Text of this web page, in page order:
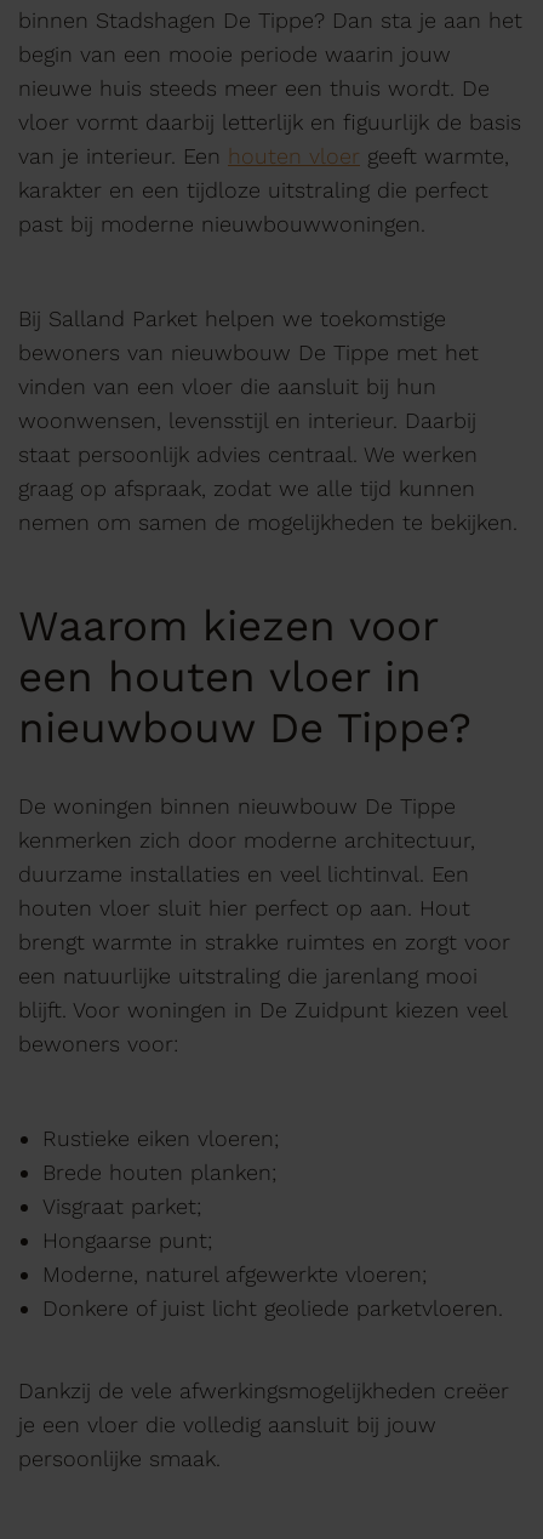
binnen Stadshagen De Tippe? Dan sta je aan het
begin van een mooie periode waarin jouw
nieuwe huis steeds meer een thuis wordt. De
vloer vormt daarbij letterlijk en figuurlijk de basis
van je interieur. Een houten vloer geeft warmte,
karakter en een tijdloze uitstraling die perfect
past bij moderne nieuwbouwwoningen.
Bij Salland Parket helpen we toekomstige
bewoners van nieuwbouw De Tippe met het
vinden van een vloer die aansluit bij hun
woonwensen, levensstijl en interieur. Daarbij
staat persoonlijk advies centraal. We werken
graag op afspraak, zodat we alle tijd kunnen
nemen om samen de mogelijkheden te bekijken.
Waarom kiezen voor
een houten vloer in
nieuwbouw De Tippe?
De woningen binnen nieuwbouw De Tippe
kenmerken zich door moderne architectuur,
duurzame installaties en veel lichtinval. Een
houten vloer sluit hier perfect op aan. Hout
brengt warmte in strakke ruimtes en zorgt voor
een natuurlijke uitstraling die jarenlang mooi
blijft. Voor woningen in De Zuidpunt kiezen veel
bewoners voor:
Rustieke eiken vloeren;
Brede houten planken;
Visgraat parket;
Hongaarse punt;
Moderne, naturel afgewerkte vloeren;
Donkere of juist licht geoliede parketvloeren.
Dankzij de vele afwerkingsmogelijkheden creëer
je een vloer die volledig aansluit bij jouw
persoonlijke smaak.